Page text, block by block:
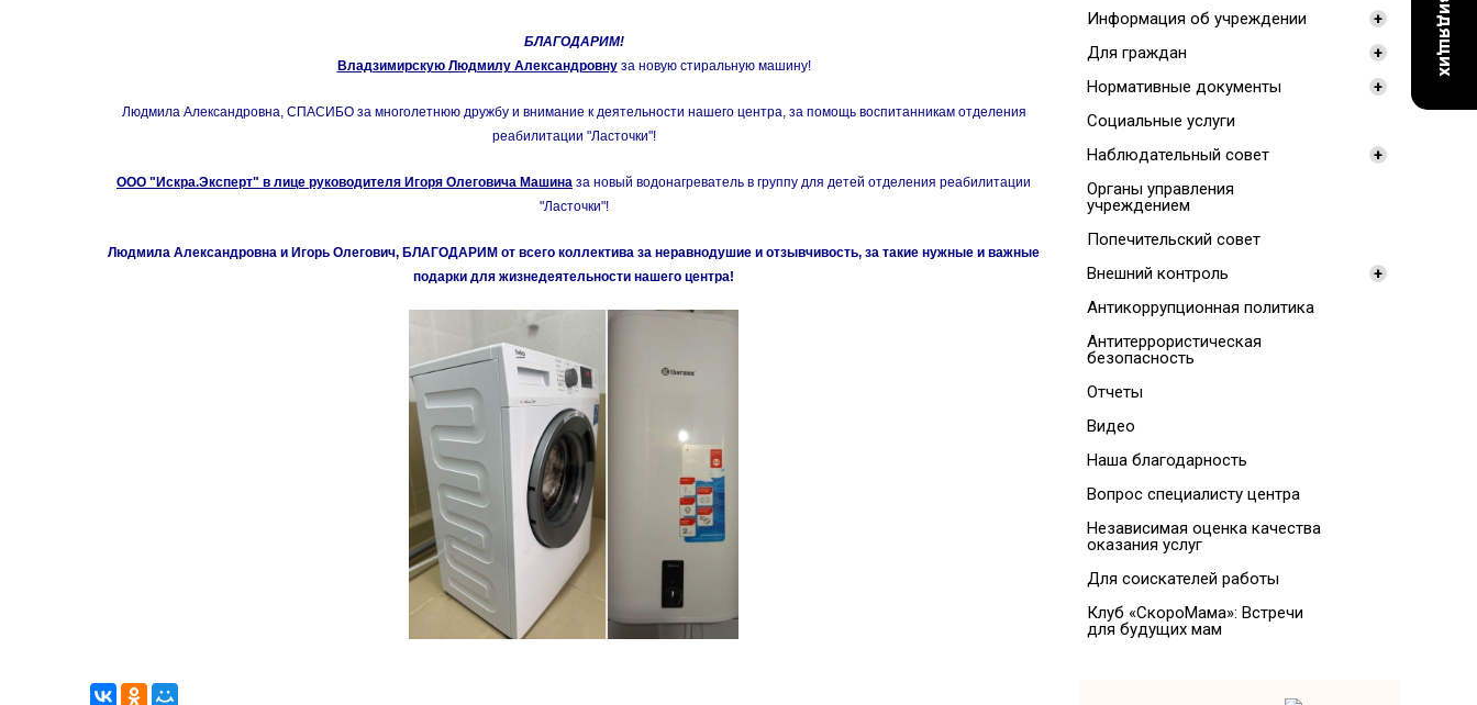
БЛАГОДАРИМ!
Владзимирскую Людмилу Александровнуза новую стиральную машину!
Людмила Александровна, СПАСИБО за многолетнюю дружбу и внимание к деятельности нашего центра, за помощь воспитанникам отделения
реабилитации "Ласточки"!
ООО "Искра.Эксперт" в лице руководителя Игоря Олеговича Машина за новый водонагреватель в группу для детей отделения реабилитации
"Ласточки"!
Людмила Александровна и Игорь Олегович, БЛАГОДАРИМ от всего коллектива за неравнодушие и отзывчивость, за такие нужные и важные
подарки для жизнедеятельности нашего центра!
Информация об учреждении
+
Для граждан
+
Нормативные документы
+
Социальные услуги
Наблюдательный совет
+
Органы управления
учреждением
Попечительский совет
Внешний контроль
+
Антикоррупционная политика
Антитеррористическая
безопасность
Отчеты
Видео
Наша благодарность
Вопрос специалисту центра
Независимая оценка качества
оказания услуг
Для соискателей работы
Клуб «СкороМама»: Встречи
для будущих мам